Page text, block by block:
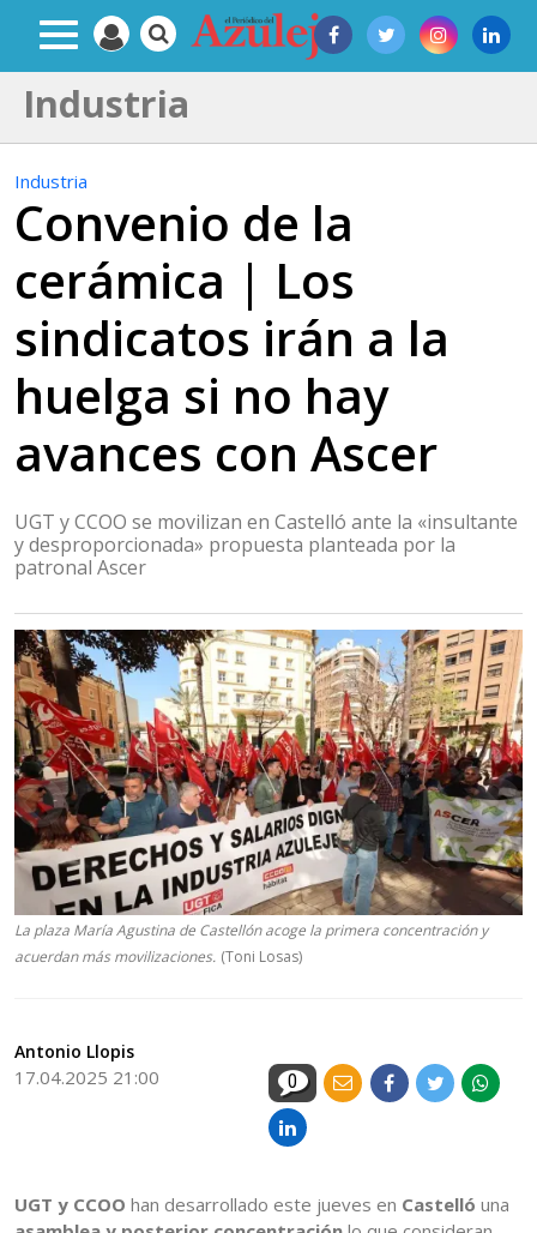
Industria
Industria
Convenio de la
cerámica | Los
sindicatos irán a la
huelga si no hay
avances con Ascer
UGT y CCOO se movilizan en Castelló ante la «insultante
y desproporcionada» propuesta planteada por la
patronal Ascer
La plaza María Agustina de Castellón acoge la primera concentración y
acuerdan más movilizaciones. (Toni Losas)
Antonio Llopis
17.04.2025 21:00 0
UGT y CCOO han desarrollado este jueves en Castelló una